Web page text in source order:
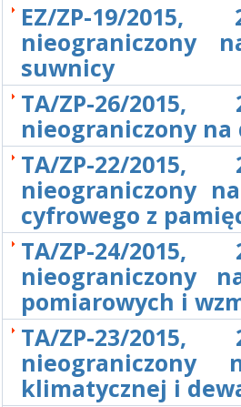
EZ/ZP-19/2015,
nieograniczony
suwnicy
TA/ZP-26/2015,
nieograniczony
TA/ZP-22/2015,
nieograniczony
cyfrowego z
TA/ZP-24/2015,
nieograniczony
pomiarowych i
TA/ZP-23/2015,
nieograniczony
klimatycznej i